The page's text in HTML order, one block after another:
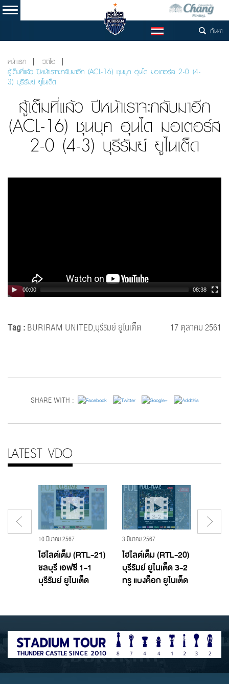
TH ค้นหา
หน้าแรก
วิดีโอ
สู้เต็มที่แล้ว ปีหน้าเราจะกลับมาอีก (ACL-16) ชุนบุค ฮุนได มอเตอร์ส 2-0 (4-
3) บุรีรัมย์ ยูไนเต็ด
สู้เต็มที่แล้ว ปีหน้าเราจะกลับมาอีก
(ACL-16) ชุนบุค ฮุนได มอเตอร์ส
2-0 (4-3) บุรีรัมย์ ยูไนเต็ด
00:00 08:38
Tag :BURIRAM UNITED,บุรีรัมย์ ยูไนเต็ด 17 ตุลาคม 2561
SHARE WITH :
LATEST VDO
10 มีนาคม 2567
ไฮไลต์เต็ม (RTL-21)
ชลบุรี เอฟซี 1-1
บุรีรัมย์ ยูไนเต็ด
3 มีนาคม 2567
ไฮไลต์เต็ม (RTL-20)
บุรีรัมย์ ยูไนเต็ด 3-2
ทรู แบงค็อก ยูไนเต็ด